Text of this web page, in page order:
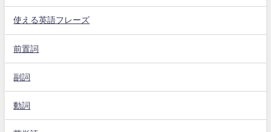
使える英語フレーズ
前置詞
副詞
動詞